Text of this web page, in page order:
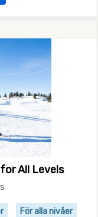
All Levels
För alla nivåer